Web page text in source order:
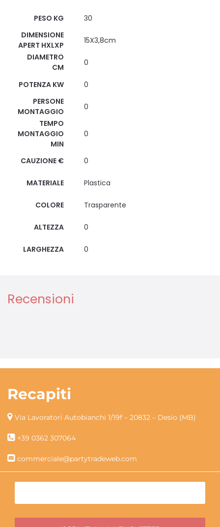
PESO KG
30
DIMENSIONE
APERT HXLXP
15X3,8cm
DIAMETRO
CM
0
POTENZA KW
0
PERSONE
MONTAGGIO
0
TEMPO
MONTAGGIO
MIN
0
CAUZIONE € 0
MATERIALE Plastica
COLORE Trasparente
ALTEZZA 0
LARGHEZZA 0
Recensioni
Recapiti
Via Lavoratori Autobianchi 1/19f – 20832 – Desio (MB)
+39 0362 307064
commerciale@partytradeweb.com